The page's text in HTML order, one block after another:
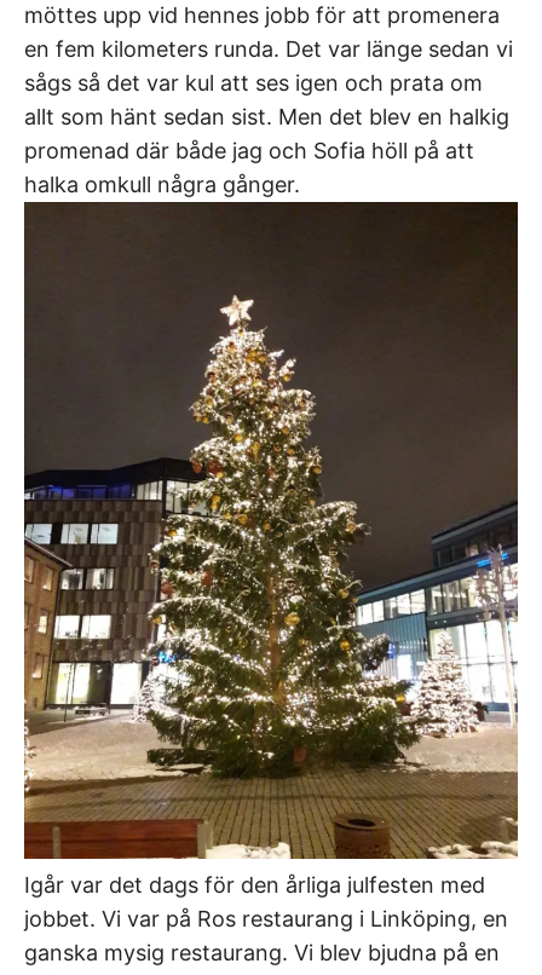
möttes upp vid hennes jobb för att promenera
en fem kilometers runda. Det var länge sedan vi
sågs så det var kul att ses igen och prata om
allt som hänt sedan sist. Men det blev en halkig
promenad där både jag och Sofia höll på att
halka omkull några gånger.
Igår var det dags för den årliga julfesten med
jobbet. Vi var på Ros restaurang i Linköping, en
ganska mysig restaurang. Vi blev bjudna på en